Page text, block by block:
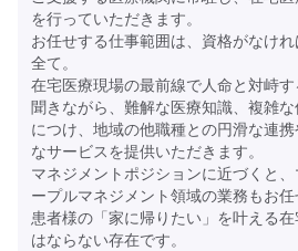
を行っていただきます。
お任せする仕事範囲は、資格がなけ
全て。
在宅医療現場の最前線で人命と対峙
聞きながら、難解な医療知識、複雑
につけ、地域の他職種との円滑な連
なサービスを提供いただきます。
マネジメントポジションに近づくと
ープルマネジメント領域の業務もお任
患者様の「家に帰りたい」を叶える
はならない存在です。